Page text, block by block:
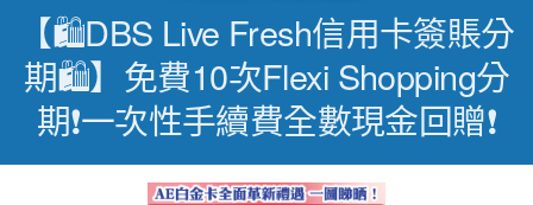
【🛍️DBS Live Fresh信用卡簽賬分
期🛍️】免費10次Flexi Shopping分
期❗一次性手續費全數現金回贈❗